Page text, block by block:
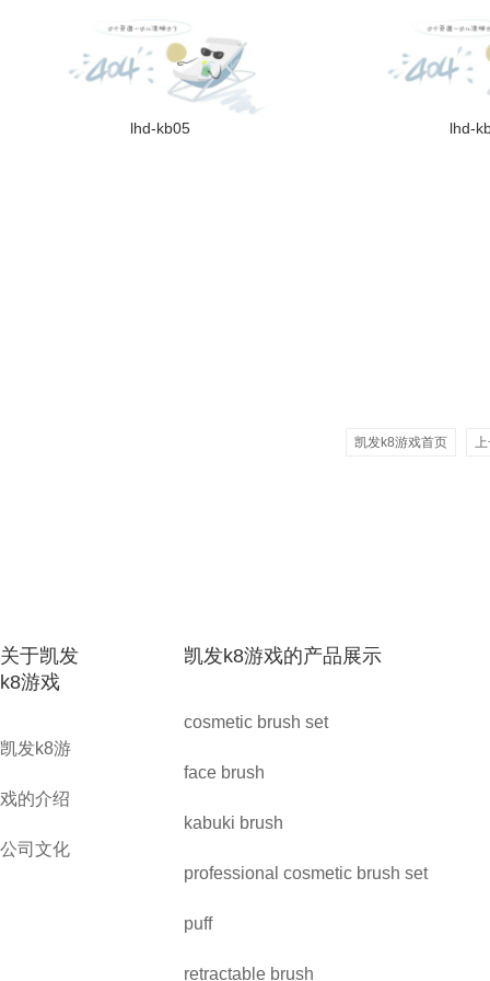
lhd-kb05 lhd-
凯发k8游戏首页
关于凯发
k8游戏
凯发k8游
戏的介绍
公司文化
凯发k8游戏的产品展示
cosmetic brush set
face brush
kabuki brush
professional cosmetic brush set
puff
retractable brush